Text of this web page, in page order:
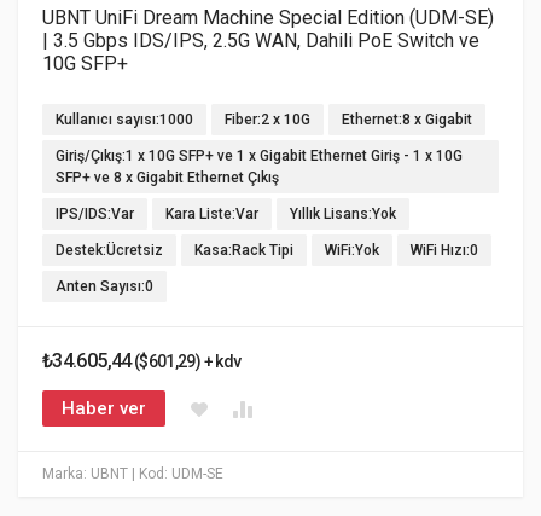
Marka: UBNT | Kod: UDM-SE
UBNT UniFi Dream Machine Special Edition (UDM-SE)
| 3.5 Gbps IDS/IPS, 2.5G WAN, Dahili PoE Switch ve
10G SFP+
Kullanıcı sayısı:1000 Fiber:2 x 10G Ethernet:8 x Gigabit
Giriş/Çıkış:1 x 10G SFP+ ve 1 x Gigabit Ethernet Giriş - 1 x 10G
SFP+ ve 8 x Gigabit Ethernet Çıkış
IPS/IDS:Var Kara Liste:Var Yıllık Lisans:Yok
Destek:Ücretsiz Kasa:Rack Tipi WiFi:Yok WiFi Hızı:0
Anten Sayısı:0
₺34.605,44($601,29) + kdv
Haber ver